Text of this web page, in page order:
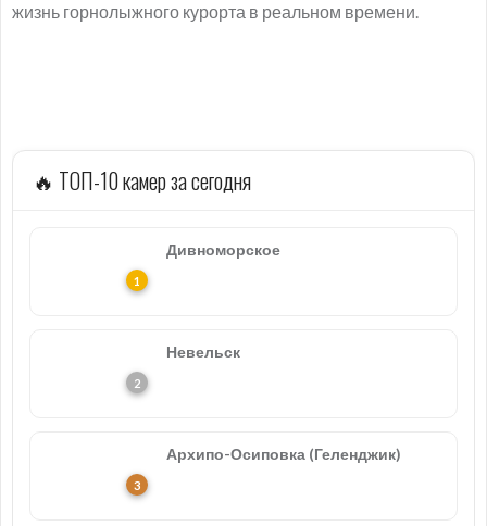
жизнь горнолыжного курорта в реальном времени.
🔥 ТОП-10 камер за сегодня
Дивноморское
Невельск
Архипо-Осиповка (Геленджик)